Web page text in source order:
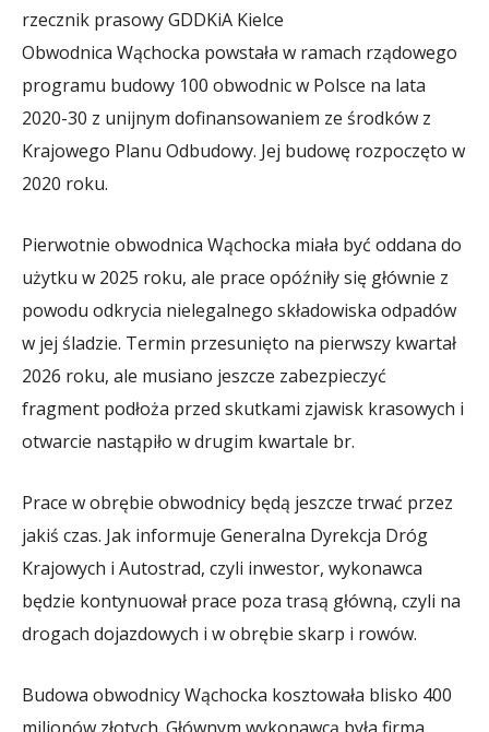
rzecznik prasowy GDDKiA Kielce
Obwodnica Wąchocka powstała w ramach rządowego
programu budowy 100 obwodnic w Polsce na lata
2020-30 z unijnym dofinansowaniem ze środków z
Krajowego Planu Odbudowy. Jej budowę rozpoczęto w
2020 roku.
Pierwotnie obwodnica Wąchocka miała być oddana do
użytku w 2025 roku, ale prace opóźniły się głównie z
powodu odkrycia nielegalnego składowiska odpadów
w jej śladzie. Termin przesunięto na pierwszy kwartał
2026 roku, ale musiano jeszcze zabezpieczyć
fragment podłoża przed skutkami zjawisk krasowych i
otwarcie nastąpiło w drugim kwartale br.
Prace w obrębie obwodnicy będą jeszcze trwać przez
jakiś czas. Jak informuje Generalna Dyrekcja Dróg
Krajowych i Autostrad, czyli inwestor, wykonawca
będzie kontynuował prace poza trasą główną, czyli na
drogach dojazdowych i w obrębie skarp i rowów.
Budowa obwodnicy Wąchocka kosztowała blisko 400